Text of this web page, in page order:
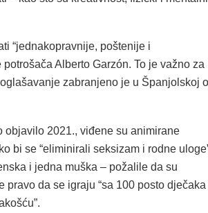
“jednakopravnije, poštenije i
Alberto Garzón. To je važno za
zabranjeno je u Španjolskoj
objavilo 2021., viđene su animirane
bi se “eliminirali seksizam i rodne
i jedna muška – požalile da su
pravo da se igraju “sa 100 posto dječaka